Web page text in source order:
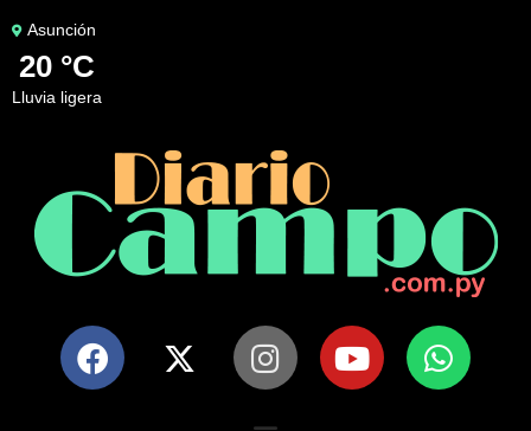
Asunción
20 °C
lluvia ligera